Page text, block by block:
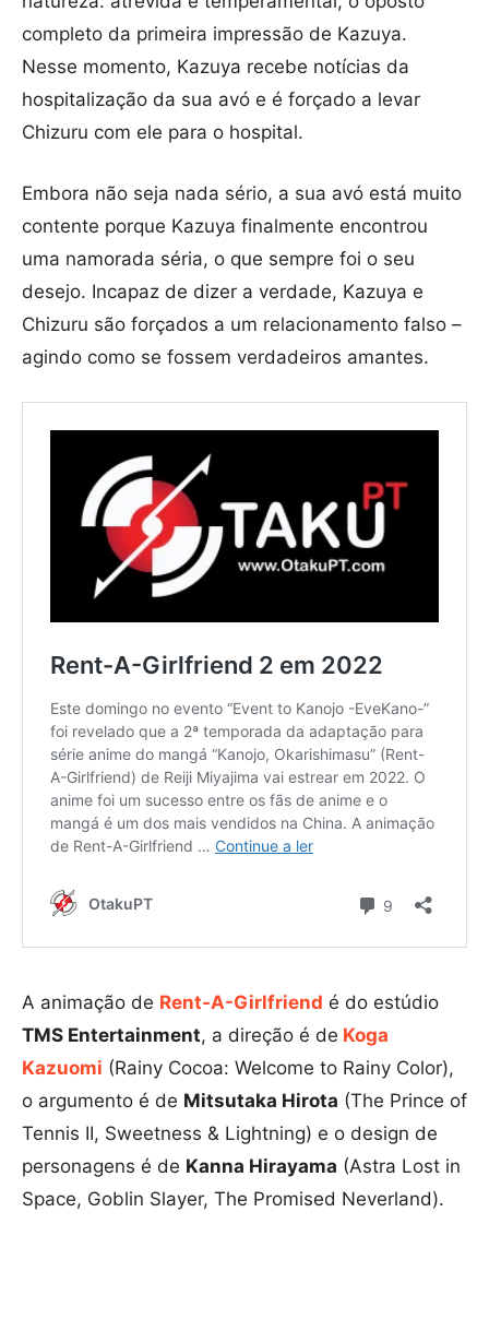
completo da primeira impressão de Kazuya.
Nesse momento, Kazuya recebe notícias da
hospitalização da sua avó e é forçado a levar
Chizuru com ele para o hospital.
Embora não seja nada sério, a sua avó está muito
contente porque Kazuya finalmente encontrou
uma namorada séria, o que sempre foi o seu
desejo. Incapaz de dizer a verdade, Kazuya e
Chizuru são forçados a um relacionamento falso –
agindo como se fossem verdadeiros amantes.
A animação de Rent-A-Girlfriend é do estúdio
TMS Entertainment, a direção é de Koga
Kazuomi (Rainy Cocoa: Welcome to Rainy Color),
o argumento é de Mitsutaka Hirota (The Prince of
Tennis II, Sweetness & Lightning) e o design de
personagens é de Kanna Hirayama (Astra Lost in
Space, Goblin Slayer, The Promised Neverland).